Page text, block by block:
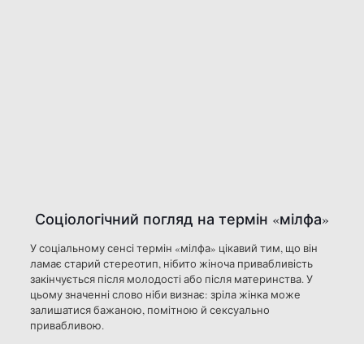
Соціологічний погляд на термін «мілфа»
У соціальному сенсі термін «мілфа» цікавий тим, що він
ламає старий стереотип, нібито жіноча привабливість
закінчується після молодості або після материнства. У
цьому значенні слово ніби визнає: зріла жінка може
залишатися бажаною, помітною й сексуально
привабливою.